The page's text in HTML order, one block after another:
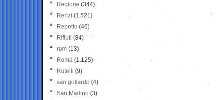
Regione (344)
Renzi (1.521)
Repetto (46)
Rifiuti (84)
rom (13)
Roma (1.125)
Rutelli (9)
san gottardo (4)
San Martino (3)